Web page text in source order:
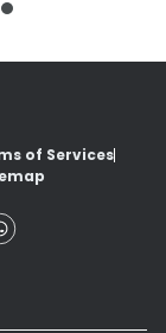
of Services